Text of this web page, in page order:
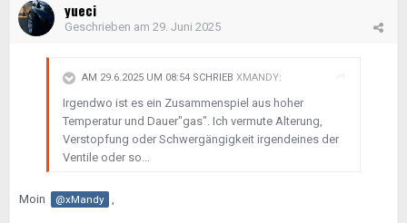
yueci
Geschrieben am 29. Juni 2025
AM 29.6.2025 UM 08:54 SCHRIEB XMANDY:
Irgendwo ist es ein Zusammenspiel aus hoher
Temperatur und Dauer"gas". Ich vermute Alterung,
Verstopfung oder Schwergängigkeit irgendeines der
Ventile oder so...
Moin @xMandy ,